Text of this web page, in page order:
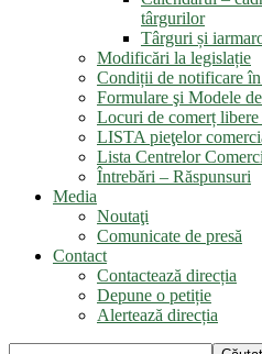
târgurilor
Târguri și
Modificări la legislație
Condiții de notificare
Formulare şi Modele
Locuri de comerț
LISTA pieţelor
Lista Centrelor
Întrebări – Răspunsuri
Media
Noutaţi
Comunicate de presă
Contact
Contactează direcția
Depune o petiție
Alertează direcția